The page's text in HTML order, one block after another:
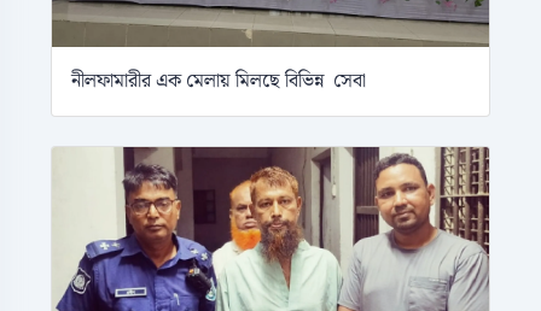
নীলফামারীর এক মেলায় মিলছে বিভিন্ন সেবা